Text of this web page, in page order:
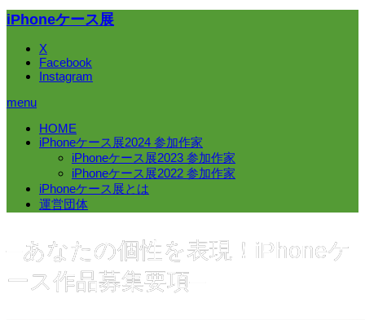
iPhoneケース展
X
Facebook
Instagram
menu
HOME
iPhoneケース展2024 参加作家
iPhoneケース展2023 参加作家
iPhoneケース展2022 参加作家
iPhoneケース展とは
運営団体
─あなたの個性を表現！iPhoneケ
ース作品募集要項─